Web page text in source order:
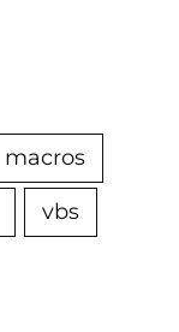
macros
vbs